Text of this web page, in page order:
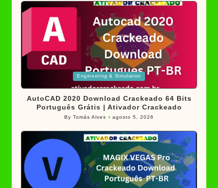
Engineering & Simulation
AutoCAD 2020 Download Crackeado 64 Bits
Português Grátis | Ativador Crackeado
Posted
ByTomás Alves agosto 5, 2026